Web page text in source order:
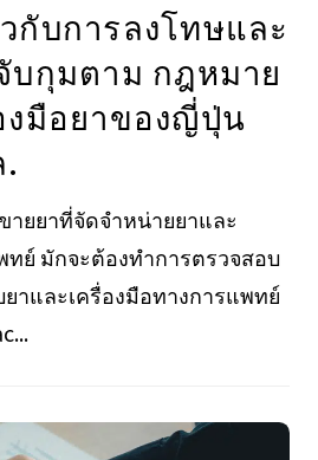
กับการลงโทษและ
บกุมตาม กฎหมาย
งมือยาของญี่ปุ่น
ยยาที่จัดจำหน่ายยาและ
ย์ มักจะต้องทำการตรวจสอบ
าและเครื่องมือทางการแพทย์